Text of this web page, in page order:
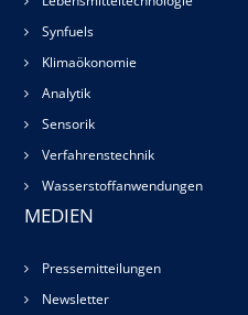
Synfuels
Klimaökonomie
Analytik
Sensorik
Verfahrenstechnik
Wasserstoffanwendungen
MEDIEN
Pressemitteilungen
Newsletter